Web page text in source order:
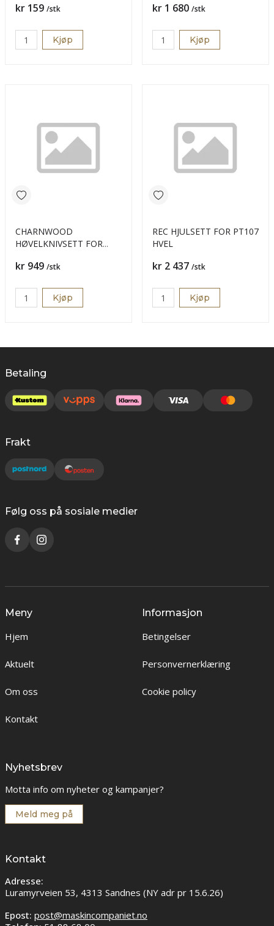
Pris
kr 159 /stk
Kjøp
Pris
kr 1 680 /stk
Kjøp
CHARNWOOD
HØVELKNIVSETT FOR
Pris
kr 949 /stk
Kjøp
REC HJULSETT FOR PT107
HVEL
Pris
kr 2 437 /stk
Kjøp
Betaling
Frakt
Følg oss på sosiale medier
Meny
Hjem
Aktuelt
Om oss
Kontakt
Informasjon
Betingelser
Personvernerklæring
Cookie policy
Nyhetsbrev
Motta info om nyheter og kampanjer?
Meld meg på
Kontakt
Adresse:
Luramyrveien 53, 4313 Sandnes (NY adr pr 15.6.26)
Epost: post@maskincompaniet.no